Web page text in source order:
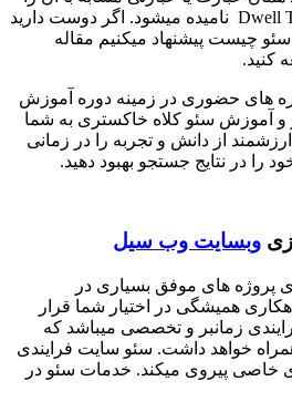
در گوگل جستجو میکند Dwell Time نامیده میشود. اگر دوست دارید
سئو چیست پیشنهاد میکنیم مقاله
های حضوری در زمینه دوره آموزش
آموزش سئو کلاه خاکستری به شما
از دانش و تجربه را در زمانی
را در نتایج جستجو بهبود دهید.
وبسایت وب سیل
پروژه های موفق بسیاری در
همیشگی در اختیار شما قرار
زمانبر و تخصصی میباشد که
خواهد داشت. سئو سایت فرایندی
خاصی پیروی میکند. خدمات سئو در